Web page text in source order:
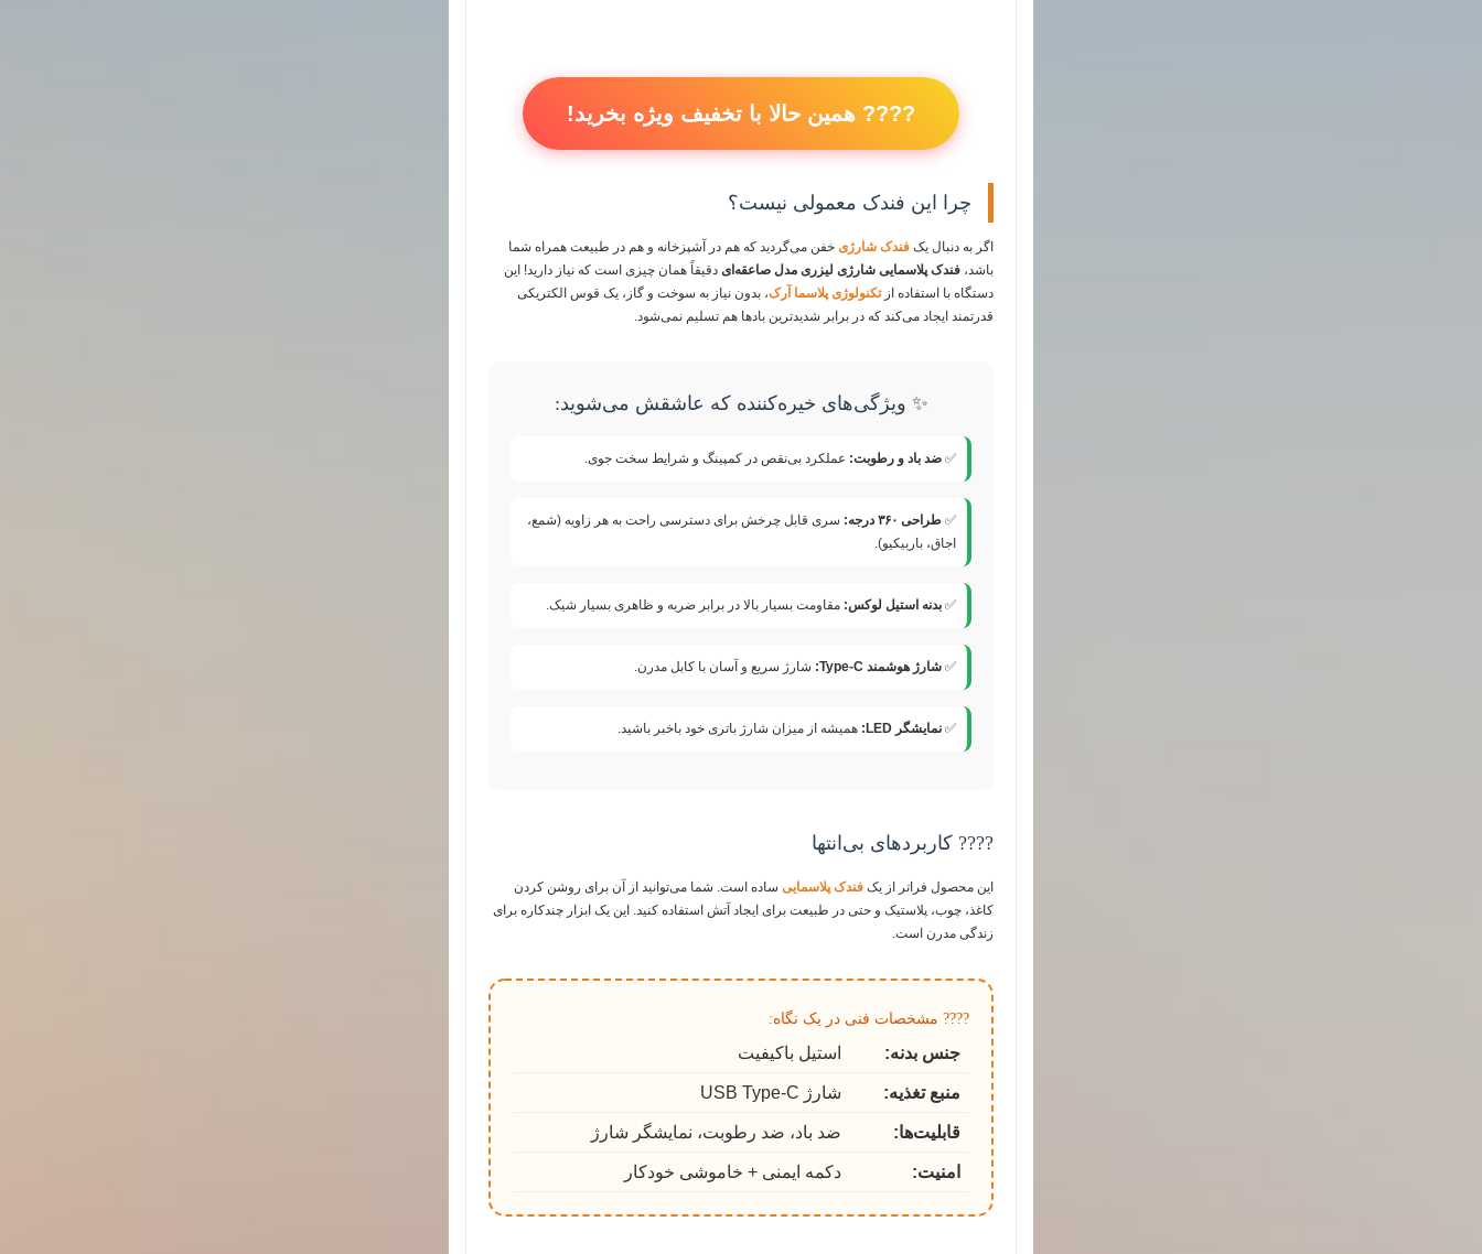
???? همین حالا با تخفیف ویژه بخرید!
چرا این فندک معمولی نیست؟
اگر به دنبال یک فندک شارژی خفن می‌گردید که هم در آشپزخانه و هم در طبیعت همراه شما
باشد، فندک پلاسمایی شارژی لیزری مدل صاعقه‌ای دقیقاً همان چیزی است که نیاز دارید! این
دستگاه با استفاده ازتکنولوژی پلاسما آرک، بدون نیاز به سوخت و گاز، یک قوس الکتریکی
قدرتمند ایجاد می‌کند که در برابر شدیدترین بادها هم تسلیم نمی‌شود.
✨ ویژگی‌های خیره‌کننده که عاشقش می‌شوید:
✅ ضد باد و رطوبت: عملکرد بی‌نقص در کمپینگ و شرایط سخت جوی.
✅ طراحی ۳۶۰ درجه:
سری قابل چرخش برای دسترسی راحت به هر زاویه (شمع،
اجاق، باربیکیو).
✅ بدنه استیل لوکس: مقاومت بسیار بالا در برابر ضربه و ظاهری بسیار شیک.
✅ شارژ هوشمند Type-C: شارژ سریع و آسان با کابل مدرن.
✅ نمایشگر LED: همیشه از میزان شارژ باتری خود باخبر باشید.
???? کاربردهای بی‌انتها
این محصول فراتر از یک فندک پلاسمایی ساده است. شما می‌توانید از آن برای روشن کردن
کاغذ، چوب، پلاستیک و حتی در طبیعت برای ایجاد آتش استفاده کنید. این یک ابزار چندکاره برای
زندگی مدرن است.
???? مشخصات فنی در یک نگاه:
جنس بدنه: استیل باکیفیت
منبع تغذیه: شارژ USB Type-C
قابلیت‌ها: ضد باد، ضد رطوبت، نمایشگر شارژ
امنیت: دکمه ایمنی + خاموشی خودکار